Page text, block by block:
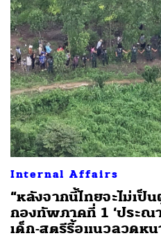
Internal Affairs
“หลังจากนี้ไทยจะไม่เป็
กองทัพภาคที่ 1 ‘ประณ
เด็ก-สตรีรื้อแนวลวดหน
ค้นหา
SHARE TWEET